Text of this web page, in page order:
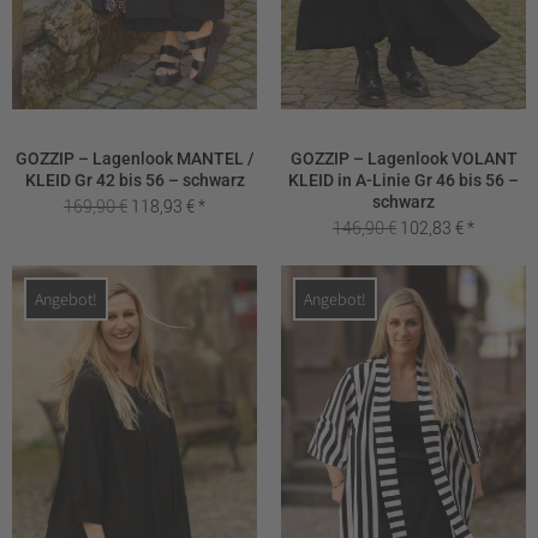
GOZZIP – Lagenlook MANTEL /
KLEID Gr 42 bis 56 – schwarz
169,90€ Ursprünglicher
118,93 €Aktueller
GOZZIP – Lagenlook VOLANT
KLEID in A-Linie Gr 46 bis 56 –
schwarz
146,90€ Ursprünglicher
146,90 €
102,83 €Aktueller
ist:
102,83 €.
Angebot! Angebot!